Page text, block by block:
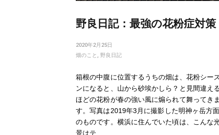
野良日記：最強の花粉症対策
2020年2月25日
畑のこと
野良日記
箱根の中腹に位置するうちの畑は、花粉シー
ンになると、山から砂埃かしら？と見間違え
ほどの花粉が春の強い風に煽られて舞ってきま
す。写真は2019年3月に撮影した明神ヶ岳方面
のものです。横浜に住んでいた頃は、こんな
景はテ…